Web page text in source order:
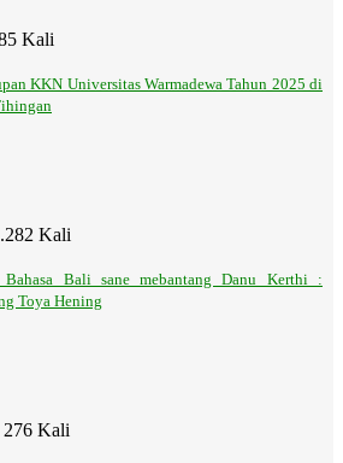
Kali
KKN Universitas Warmadewa Tahun 2025 di
Kali
Bahasa Bali sane mebantang Danu Kerthi :
Toya Hening
276 Kali